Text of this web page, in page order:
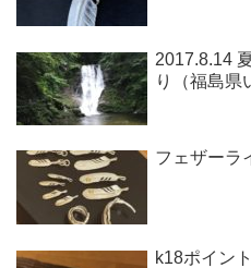
2017.8.14 夏井川渓谷 〜 背戸峨廊 沢登
り（福島県
フェザーラ
k18ポイン